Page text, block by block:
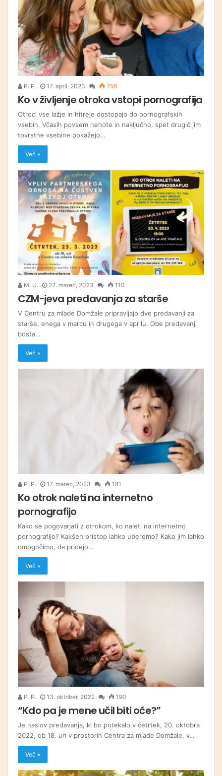
P. P. 17. april, 2023 756
Ko v življenje otroka vstopi pornografija
Otroci vse lažje in hitreje dostopajo do pornografskih
vsebin. Včasih povsem nehote in naključno, spet drugič jim
tovrstne vsebine pokažejo…
Več »
M. U. 22. marec, 2023 110
CZM-jeva predavanja za starše
V Centru za mlade Domžale pripravljajo dve predavanji za
starše, enega v marcu in drugega v aprilu. Obe predavanji
bosta…
Več »
P. P. 17. marec, 2023 181
Ko otrok naleti na internetno
pornografijo
Kako se pogovarjati z otrokom, ko naleti na internetno
pornografijo? Kakšen pristop lahko uberemo? Kako jim lahko
omogočimo, da pridejo…
Več »
P. P. 13. oktober, 2022 190
“Kdo pa je mene učil biti oče?”
Je naslov predavanja, ki bo potekalo v četrtek, 20. oktobra
2022, ob 18. uri v prostorih Centra za mlade Domžale, v…
Več »